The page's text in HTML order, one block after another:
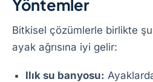
Yöntemler
Bitkisel çözümlerle birlikte
ayak ağrısına iyi gelir:
Ilık su banyosu: